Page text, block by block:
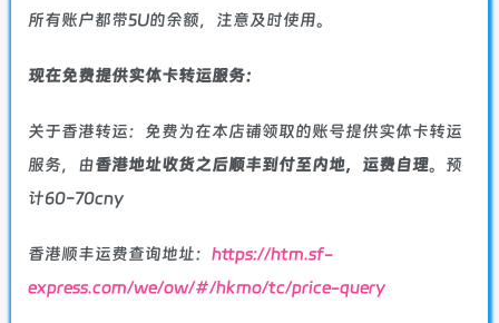
所有账户都带5U的余额，注意及时使用。
现在免费提供实体卡转运服务：
关于香港转运：免费为在本店铺领取的账号提供实体卡转运
服务，由香港地址收货之后顺丰到付至内地，运费自理。预
计60-70cny
香港顺丰运费查询地址： https://htm.sf-
express.com/we/ow/#/hkmo/tc/price-query